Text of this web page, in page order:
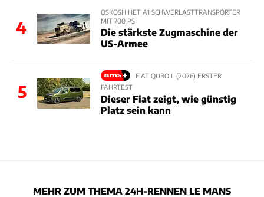
4
OSKOSH HET A1 SCHWERLASTTRANSPORTER
MIT 700 PS
Die stärkste Zugmaschine der
US-Armee
5
FIAT QUBO L (2026) ERSTER
FAHRTEST
Dieser Fiat zeigt, wie günstig
Platz sein kann
MEHR ZUM THEMA 24H-RENNEN LE MANS